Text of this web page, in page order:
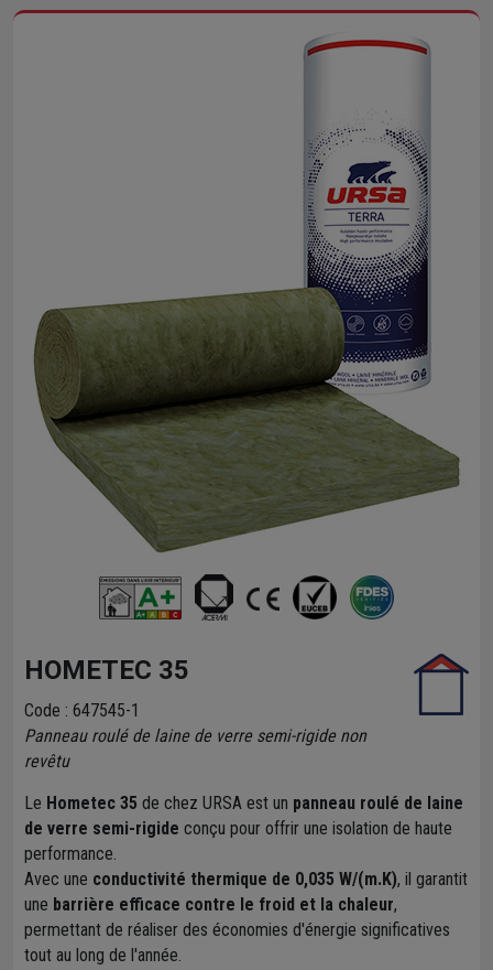
HOMETEC 35
Code : 647545-1
Panneau roulé de laine de verre semi-rigide non
revêtu
Le Hometec 35 de chez URSA est un panneau roulé de laine
de verre semi-rigide conçu pour offrir une isolation de haute
performance.
Avec une conductivité thermique de 0,035 W/(m.K), il garantit
une barrière efficace contre le froid et la chaleur,
permettant de réaliser des économies d'énergie significatives
tout au long de l'année.